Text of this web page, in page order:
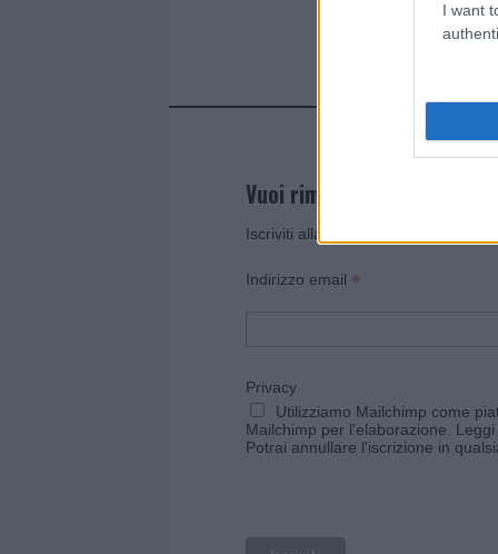
I want
Vuoi rimanere sempre
Iscriviti alla newsletter di Gallura
Indirizzo email *
Privacy
Utilizziamo Mailchimp come
Mailchimp per l'elaborazione.
Potrai annullare l'iscrizione in